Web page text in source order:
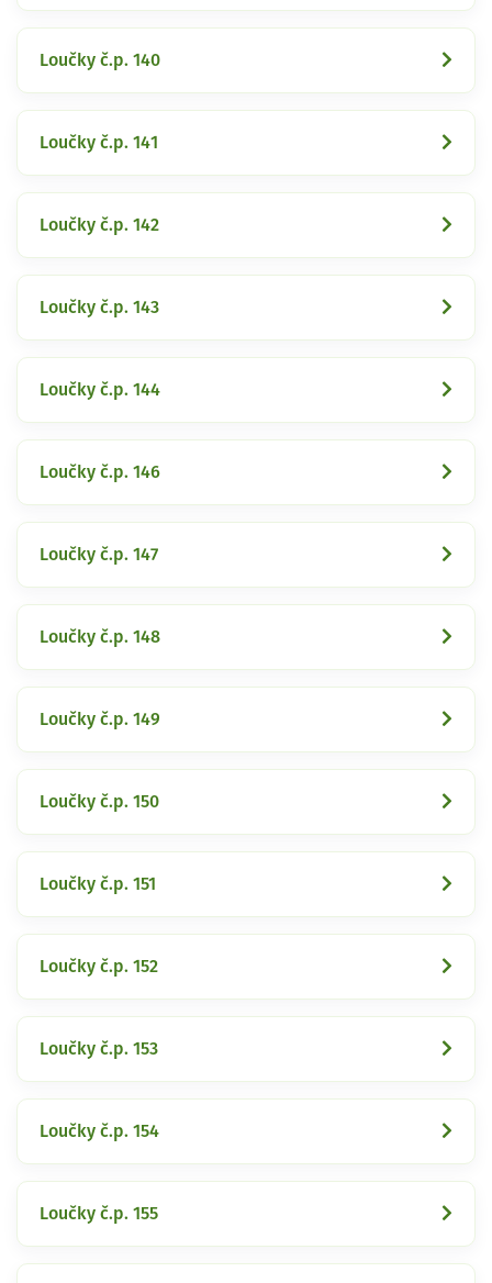
Loučky č.p. 140
Loučky č.p. 141
Loučky č.p. 142
Loučky č.p. 143
Loučky č.p. 144
Loučky č.p. 146
Loučky č.p. 147
Loučky č.p. 148
Loučky č.p. 149
Loučky č.p. 150
Loučky č.p. 151
Loučky č.p. 152
Loučky č.p. 153
Loučky č.p. 154
Loučky č.p. 155